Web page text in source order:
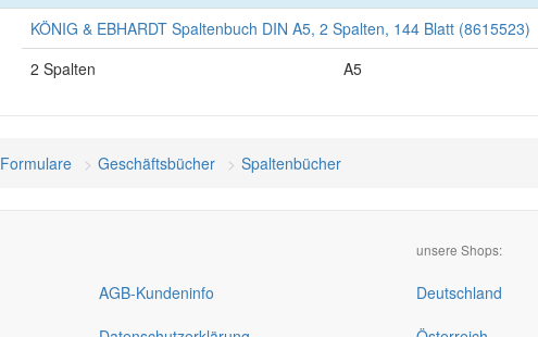
KÖNIG & EBHARDT Spaltenbuch DIN A5, 2 Spalten, 144 Blatt (8615523)
2 Spalten
A5
Formulare Geschäftsbücher Spaltenbücher
AGB-Kundeninfo
unsere Shops:
Deutschland